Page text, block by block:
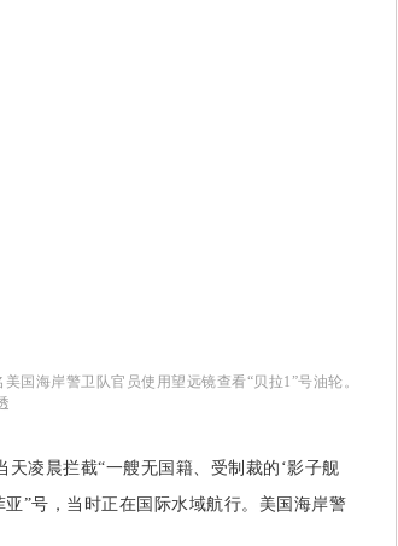
国海岸警卫队官员使用望远镜查看“贝拉1”号油轮。
凌晨拦截“一艘无国籍、受制裁的‘影子舰
”号，当时正在国际水域航行。美国海岸警